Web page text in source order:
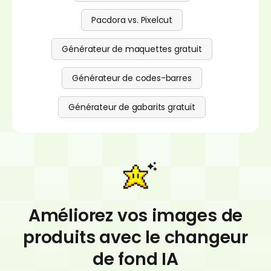
Pacdora vs. Pixelcut
Générateur de maquettes gratuit
Générateur de codes-barres
Générateur de gabarits gratuit
Améliorez vos images de
produits avec le changeur
de fond IA